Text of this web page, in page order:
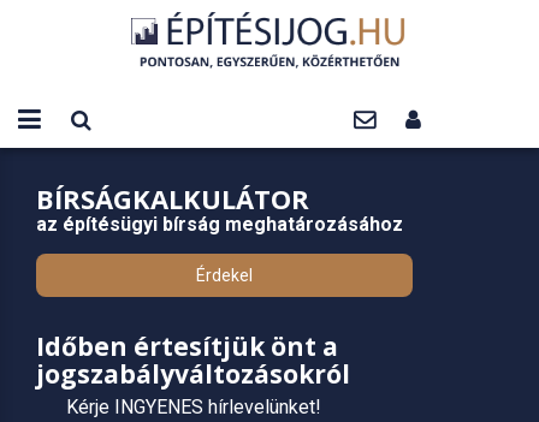
BÍRSÁGKALKULÁTOR
az építésügyi bírság meghatározásához
Érdekel
Időben értesítjük önt a
jogszabályváltozásokról
Kérje INGYENES hírlevelünket!